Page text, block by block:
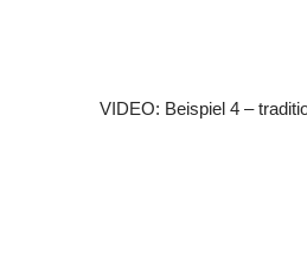
VIDEO: Beispiel 4 –